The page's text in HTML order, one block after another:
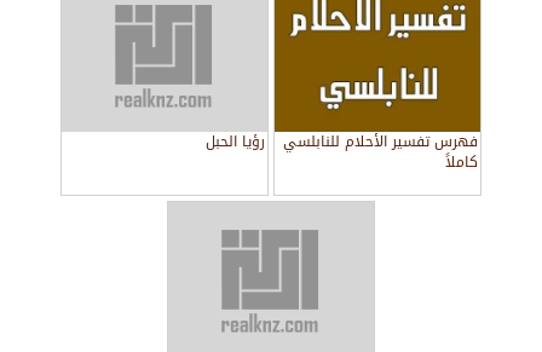
فهرس تفسير الأحلام للنابلسي
كاملاً
رؤيا الحبل